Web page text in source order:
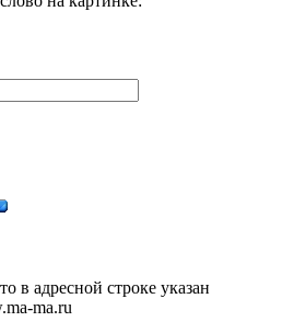
в адресной строке указан
ma.ru